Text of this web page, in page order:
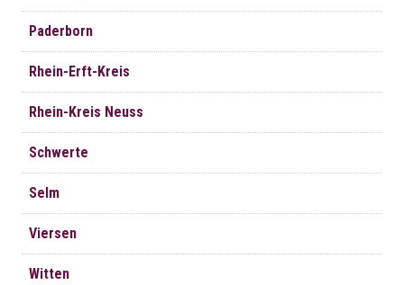
Paderborn
Rhein-Erft-Kreis
Rhein-Kreis Neuss
Schwerte
Selm
Viersen
Witten